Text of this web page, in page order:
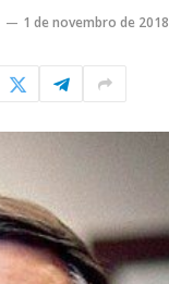
1 de novembro de 2018